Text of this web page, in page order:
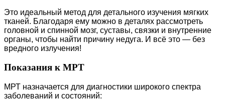
Это идеальный метод для детального изучения мягких
тканей. Благодаря ему можно в деталях рассмотреть
головной и спинной мозг, суставы, связки и внутренние
органы, чтобы найти причину недуга. И всё это — без
вредного излучения!
Показания к МРТ
МРТ назначается для диагностики широкого спектра
заболеваний и состояний: